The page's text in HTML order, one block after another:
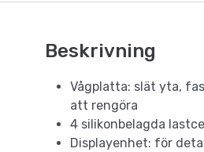
Beskrivning
Vågplatta: slät yta,
att rengöra
4 silikonbelagda
Displayenhet: för